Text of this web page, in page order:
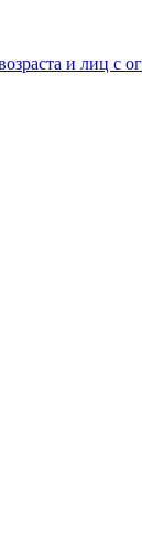
и лиц с